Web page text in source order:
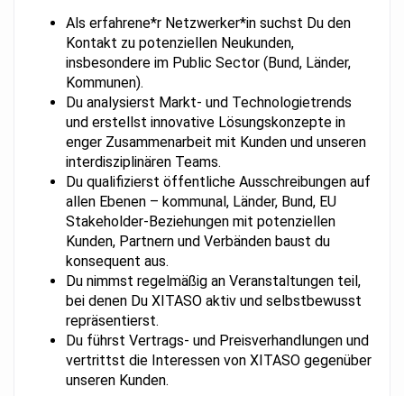
Als erfahrene*r Netzwerker*in suchst Du den
Kontakt zu potenziellen Neukunden,
insbesondere im Public Sector (Bund, Länder,
Kommunen).
Du analysierst Markt- und Technologietrends
und erstellst innovative Lösungskonzepte in
enger Zusammenarbeit mit Kunden und unseren
interdisziplinären Teams.
Du qualifizierst öffentliche Ausschreibungen auf
allen Ebenen – kommunal, Länder, Bund, EU
Stakeholder-Beziehungen mit potenziellen
Kunden, Partnern und Verbänden baust du
konsequent aus.
Du nimmst regelmäßig an Veranstaltungen teil,
bei denen Du XITASO aktiv und selbstbewusst
repräsentierst.
Du führst Vertrags- und Preisverhandlungen und
vertrittst die Interessen von XITASO gegenüber
unseren Kunden.